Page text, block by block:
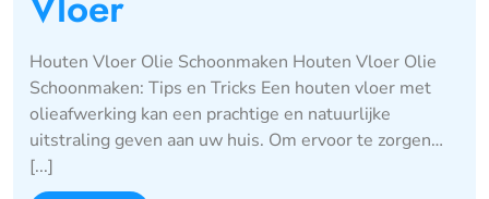
Houten Vloer Olie Schoonmaken Houten Vloer Olie
Schoonmaken: Tips en Tricks Een houten vloer met
olieafwerking kan een prachtige en natuurlijke
uitstraling geven aan uw huis. Om ervoor te zorgen…
[...]